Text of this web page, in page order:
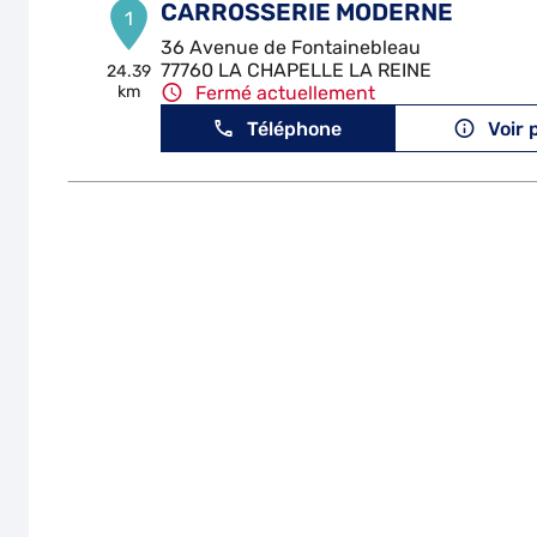
1
24.39
km
CARROSSERIE MODERNE
36 Avenue de Fontainebleau
77760 LA CHAPELLE LA REINE
Fermé actuellement
Téléphone
Voir